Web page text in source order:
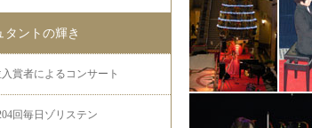
タントの輝き
入賞者によるコンサート
回毎日ゾリステン